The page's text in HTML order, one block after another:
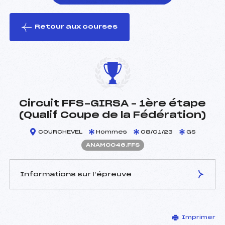
le ski
Retour aux courses
Circuit FFS-GIRSA – 1ère étape
(Qualif Coupe de la Fédération)
COURCHEVEL Hommes 08/01/23 GS
ANAM0046.FFS
Informations sur l’épreuve
GUYARD JÉRÔME (BO)
Imprimer